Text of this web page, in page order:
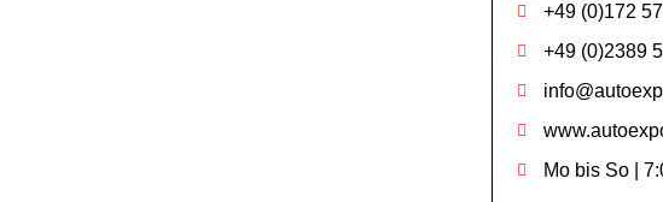
+49 (0)172
+49 (0)2389
Mo bis So |